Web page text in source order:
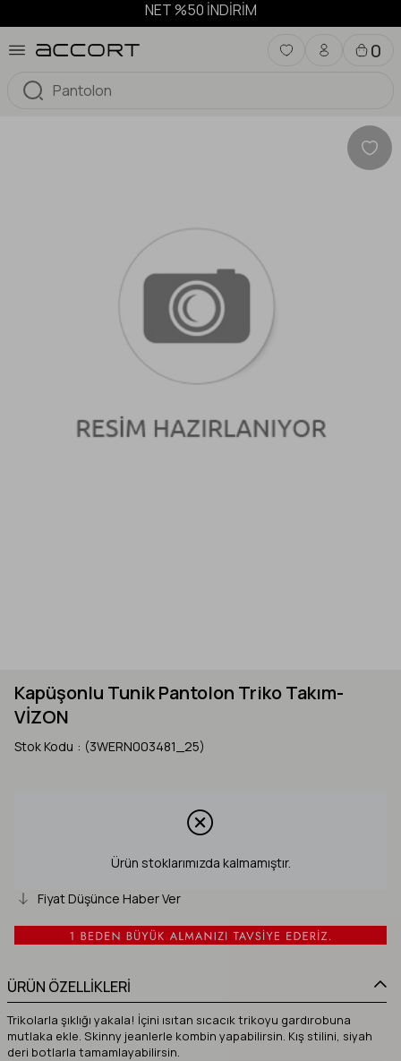
NET %50 İNDİRİM
0
Kapüşonlu Tunik Pantolon Triko Takım-
VİZON
Stok Kodu (3WERN003481_25)
Ürün stoklarımızda kalmamıştır.
Fiyat Düşünce Haber Ver
ÜRÜN ÖZELLİKLERİ
Trikolarla şıklığı yakala! İçini ısıtan sıcacık trikoyu gardırobuna
mutlaka ekle. Skinny jeanlerle kombin yapabilirsin. Kış stilini, siyah
deri botlarla tamamlayabilirsin.